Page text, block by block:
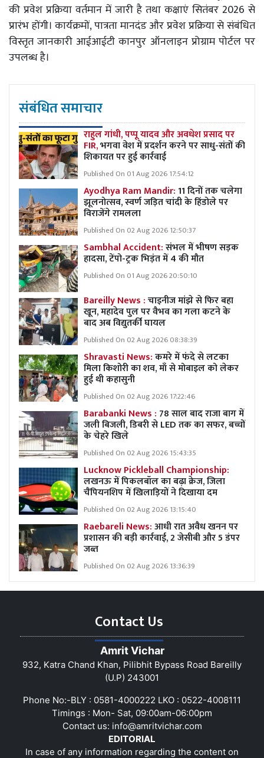
की प्रवेश प्रक्रिया वर्तमान में जारी है तथा कक्षाएं सितंबर 2026 से
प्रारंभ होंगी। कार्यक्रमों, पात्रता मानदंड और प्रवेश प्रक्रिया से संबंधित
विस्तृत जानकारी आईआईटी कानपुर ऑनलाइन प्रोग्राम पोर्टल पर
उपलब्ध है।
संबंधित समाचार
राहुल गांधी, पप्पू यादव और अवधेश प्रसाद पर
FIR,भगवा वेश में प्रदर्शन करने पर साधु-संतों की
शिकायत पर हुई कार्रवाई
Published On 01 Aug 2026 17:54:12
Ayodhya Ram Mandir:11 दिनों तक चलेगा
झूलनोत्सव, स्वर्ण जड़ित चांदी के हिंडोले पर
विराजेंगे रामलला
Published On 02 Aug 2026 12:50:37
Sambhal Accident:संभल में भीषण सड़क
हादसा, टेंपो-ट्रक भिड़ंत में 4 की मौत
Published On 01 Aug 2026 20:50:10
Bareilly News :चाइनीज मांझे से फिर बहा
खून, महादेव पुल पर वैभव का गला कटने के
बाद अब विद्युतर्की घायल
Published On 02 Aug 2026 08:38:39
Shravasti News:कमरे में फंदे से लटका
मिला किशोरी का शव, माँ से मोबाइल को लेकर
हुई थी कहासुनी
Published On 02 Aug 2026 17:22:46
Barabanki News : 78 साल बाद राजा बाग में
जली बिजली, डिबरी से LED तक का सफर, बच्चों
के चेहरे खिले
Published On 02 Aug 2026 15:43:35
Lucknow Pickleball Championship:
लखनऊ में पिकलबॉल का बढ़ा क्रेज, जिला
चैंपियनशिप में खिलाड़ियों ने दिखाया दम
Published On 02 Aug 2026 13:15:40
Raebareli News:आधी रात अवैध खनन पर
प्रशासन की बड़ी कार्रवाई, 2 जेसीबी और 5 डंपर
जब्त
Published On 02 Aug 2026 13:36:39
Contact Us
Amrit Vichar
932, Katra Chand Khan, Pilibhit Bypass Road Bareilly
(U.P) 243001
Phone No:-BLY : 0581-4000222 LKO : 0522-4008111
Timings : Mon- Sat, 09:00am-06:00pm
Contact us: info@amritvichar.com
EDITORIAL
In case of any information regarding the content on